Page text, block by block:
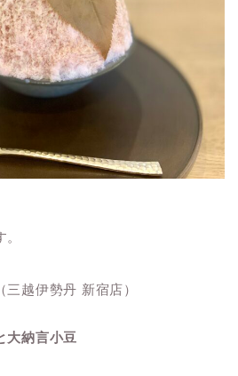
（三越伊勢丹 新宿店）
大納言小豆